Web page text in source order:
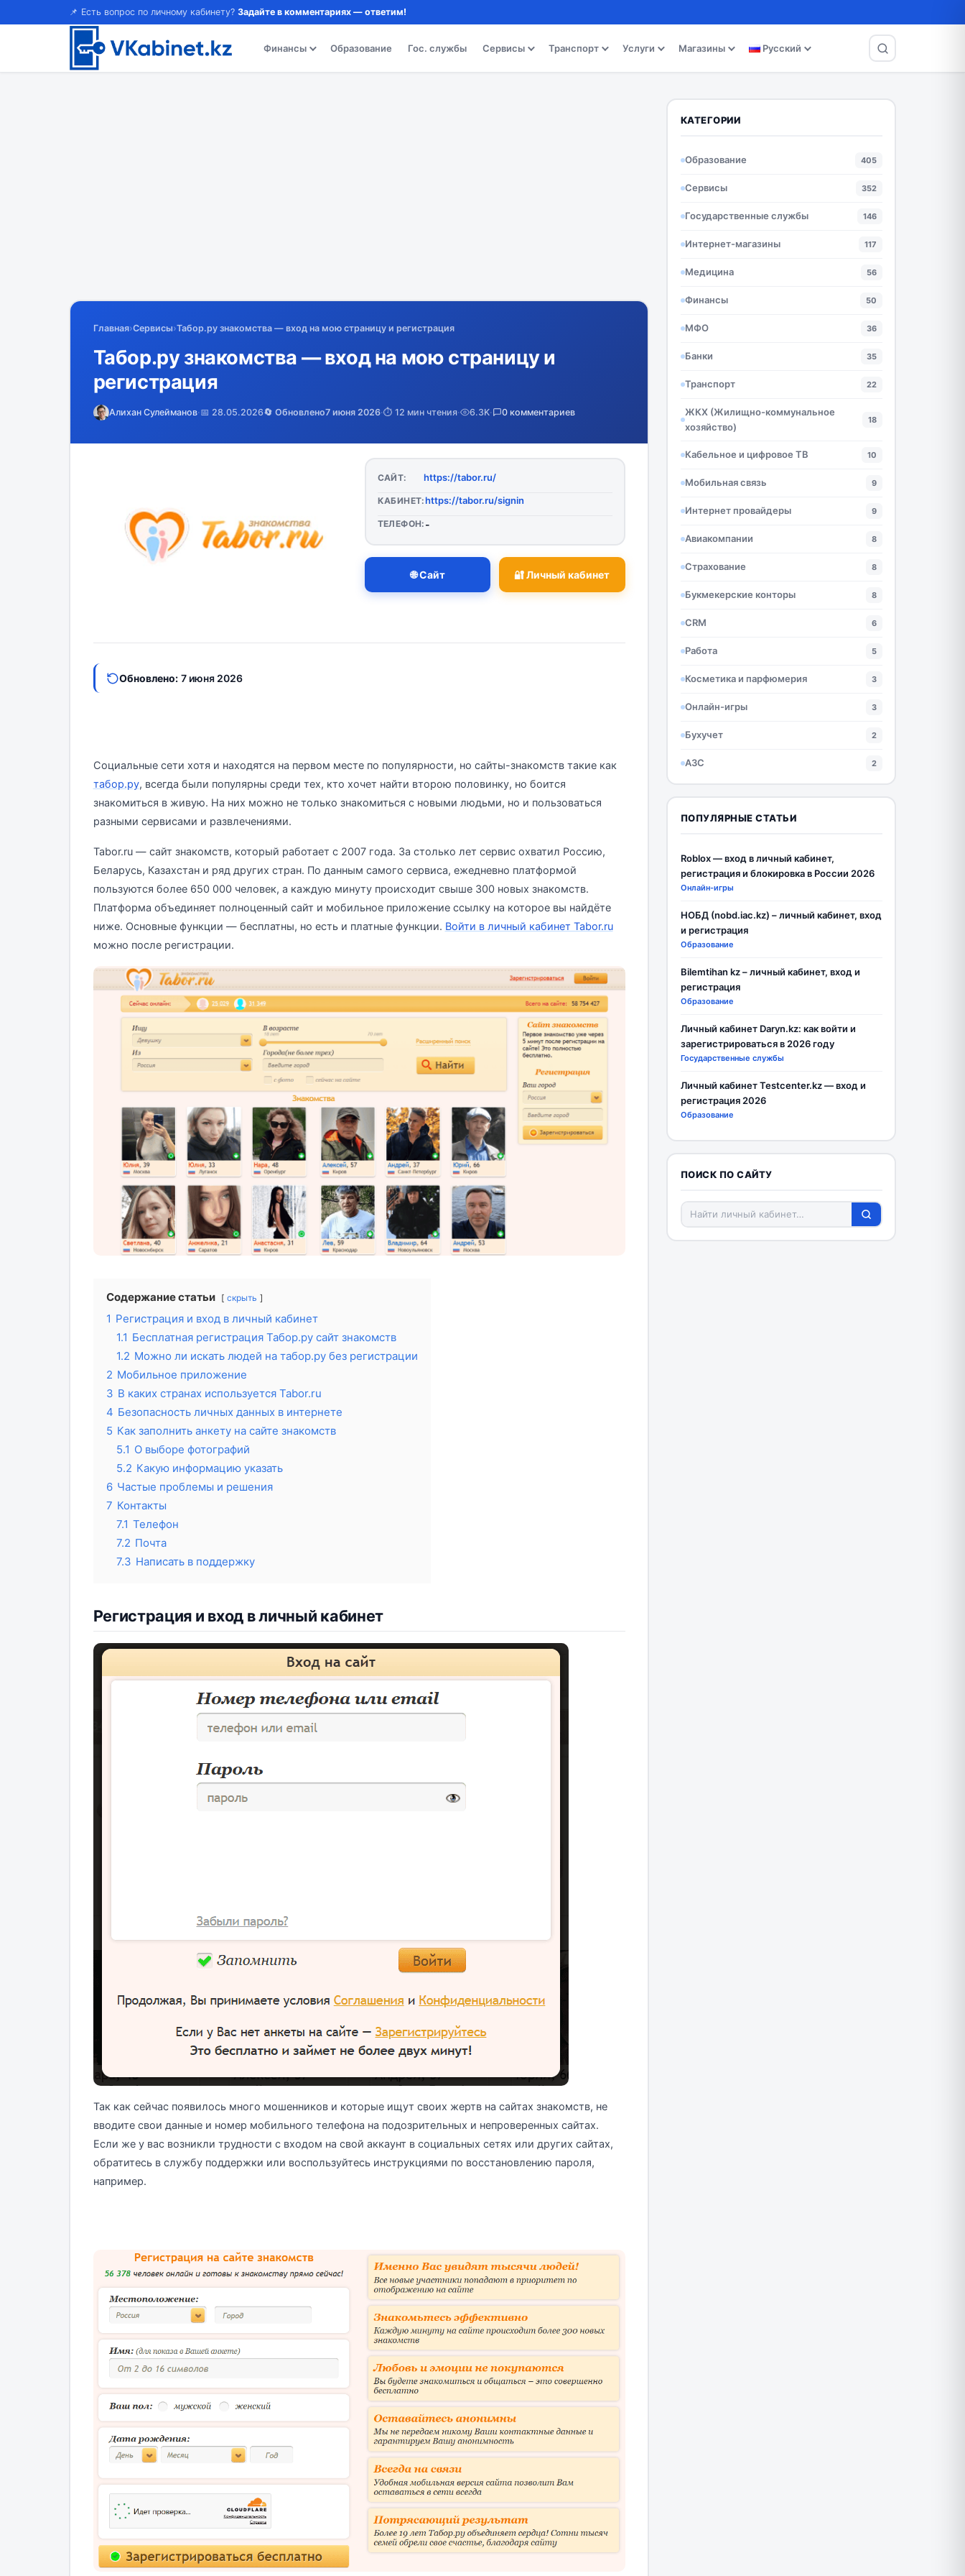
📌 Есть вопрос по личному кабинету? Задайте в комментариях — ответим!
Финансы Образование Гос. службы Сервисы Транспорт Услуги Магазины Русский
Главная›Сервисы›Табор.ру знакомства — вход на мою страницу и регистрация
Табор.ру знакомства — вход на мою страницу и
регистрация
Алихан Сулейманов·📅 28.05.2026🔄 Обновлено7 июня 2026·⏱️ 12 мин чтения· 6.3K· 0 комментариев
САЙТ: https://tabor.ru/
КАБИНЕТ:https://tabor.ru/signin
ТЕЛЕФОН: -
🌐 Сайт 🔐 Личный кабинет
Обновлено: 7 июня 2026
Социальные сети хотя и находятся на первом месте по популярности, но сайты-знакомств такие как
табор.ру, всегда были популярны среди тех, кто хочет найти второю половинку, но боится
знакомиться в живую. На них можно не только знакомиться с новыми людьми, но и пользоваться
разными сервисами и развлечениями.
Tabor.ru — сайт знакомств, который работает с 2007 года. За столько лет сервис охватил Россию,
Беларусь, Казахстан и ряд других стран. По данным самого сервиса, ежедневно платформой
пользуются более 650 000 человек, а каждую минуту происходит свыше 300 новых знакомств.
Платформа объединяет полноценный сайт и мобильное приложение ссылку на которое вы найдёте
ниже. Основные функции — бесплатны, но есть и платные функции. Войти в личный кабинет Tabor.ru
можно после регистрации.
Содержание статьи скрыть
1 Регистрация и вход в личный кабинет
1.1 Бесплатная регистрация Табор.ру сайт знакомств
1.2 Можно ли искать людей на табор.ру без регистрации
2 Мобильное приложение
3 В каких странах используется Tabor.ru
4 Безопасность личных данных в интернете
5 Как заполнить анкету на сайте знакомств
5.1 О выборе фотографий
5.2 Какую информацию указать
6 Частые проблемы и решения
7 Контакты
7.1 Телефон
7.2 Почта
7.3 Написать в поддержку
Регистрация и вход в личный кабинет
Так как сейчас появилось много мошенников и которые ищут своих жертв на сайтах знакомств, не
вводите свои данные и номер мобильного телефона на подозрительных и непроверенных сайтах.
Если же у вас возникли трудности с входом на свой аккаунт в социальных сетях или других сайтах,
обратитесь в службу поддержки или воспользуйтесь инструкциями по восстановлению пароля,
например.
КАТЕГОРИИ
Образование 405
Сервисы 352
Государственные службы 146
Интернет-магазины 117
Медицина 56
Финансы 50
МФО 36
Банки 35
Транспорт 22
ЖКХ (Жилищно-коммунальное
хозяйство)
18
Кабельное и цифровое ТВ 10
Мобильная связь 9
Интернет провайдеры 9
Авиакомпании 8
Страхование 8
Букмекерские конторы 8
CRM 6
Работа 5
Косметика и парфюмерия 3
Онлайн-игры 3
Бухучет 2
АЗС 2
ПОПУЛЯРНЫЕ СТАТЬИ
Roblox — вход в личный кабинет,
регистрация и блокировка в России 2026
Онлайн-игры
НОБД (nobd.iac.kz) – личный кабинет, вход
и регистрация
Образование
Bilemtihan kz – личный кабинет, вход и
регистрация
Образование
Личный кабинет Daryn.kz: как войти и
зарегистрироваться в 2026 году
Государственные службы
Личный кабинет Testcenter.kz — вход и
регистрация 2026
Образование
ПОИСК ПО САЙТУ